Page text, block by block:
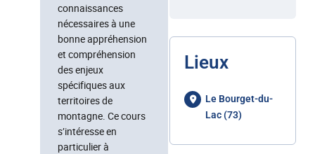
connaissances
nécessaires à une
bonne appréhension
et compréhension
des enjeux
spécifiques aux
territoires de
montagne. Ce cours
s’intéresse en
particulier à
Lieux
Le Bourget-du-
Lac (73)